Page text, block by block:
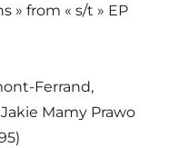
» from « s/t » EP
Ferrand,
Mamy Prawo